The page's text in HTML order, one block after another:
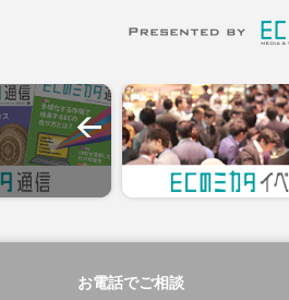
お電話でご相談